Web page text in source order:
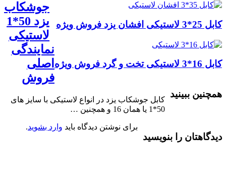
کابل 25*3 لاستیکی افشان یزد فروش ویژه
کابل 16*3 لاستیکی تخت و گرد فروش ویژه
همچنین ببینید
جوشکاب
یزد 50*1
لاستیکی
نمایندگی
اصلی
فروش
کابل جوشکاب یزد در انواع لاستیکی با سایز های
50*1 یا همان 16 و همچنین …
دیدگاهتان را بنویسید
برای نوشتن دیدگاه باید وارد بشوید.